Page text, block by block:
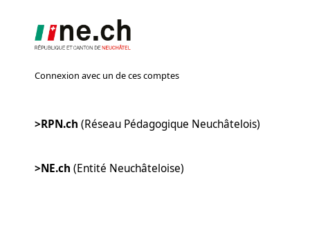
Connexion avec un de ces comptes
>RPN.ch (Réseau Pédagogique Neuchâtelois)
>NE.ch (Entité Neuchâteloise)